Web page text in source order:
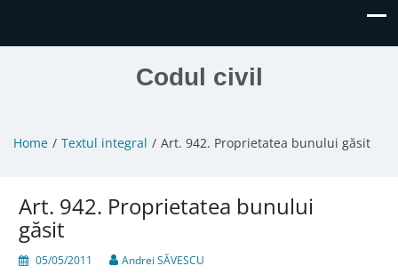
Codul civil
Home Textul integral Art. 942. Proprietatea bunului găsit
Art. 942. Proprietatea bunului
găsit
05/05/2011 Andrei SĂVESCU